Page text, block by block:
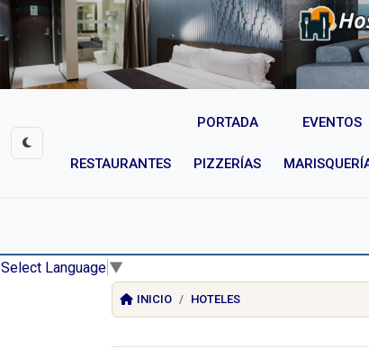
PORTADA EVENTOS
RESTAURANTES PIZZERÍAS
Select Language ▼
INICIO HOTELES